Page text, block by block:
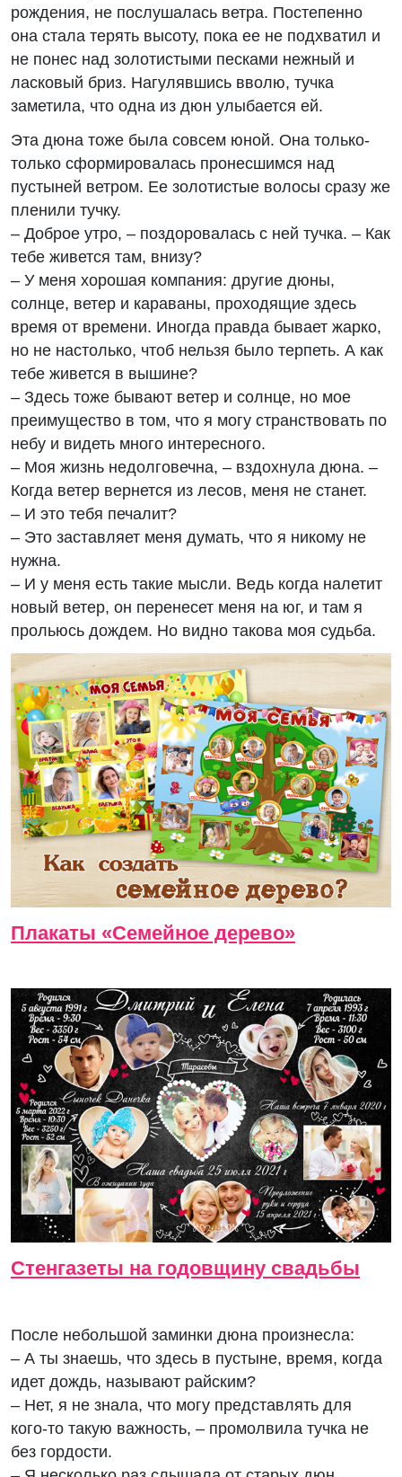
рождения, не послушалась ветра. Постепенно
она стала терять высоту, пока ее не подхватил и
не понес над золотистыми песками нежный и
ласковый бриз. Нагулявшись вволю, тучка
заметила, что одна из дюн улыбается ей.
Эта дюна тоже была совсем юной. Она только-
только сформировалась пронесшимся над
пустыней ветром. Ее золотистые волосы сразу же
пленили тучку.
– Доброе утро, – поздоровалась с ней тучка. – Как
тебе живется там, внизу?
– У меня хорошая компания: другие дюны,
солнце, ветер и караваны, проходящие здесь
время от времени. Иногда правда бывает жарко,
но не настолько, чтоб нельзя было терпеть. А как
тебе живется в вышине?
– Здесь тоже бывают ветер и солнце, но мое
преимущество в том, что я могу странствовать по
небу и видеть много интересного.
– Моя жизнь недолговечна, – вздохнула дюна. –
Когда ветер вернется из лесов, меня не станет.
– И это тебя печалит?
– Это заставляет меня думать, что я никому не
нужна.
– И у меня есть такие мысли. Ведь когда налетит
новый ветер, он перенесет меня на юг, и там я
прольюсь дождем. Но видно такова моя судьба.
Плакаты «Семейное дерево»
Стенгазеты на годовщину свадьбы
После небольшой заминки дюна произнесла:
– А ты знаешь, что здесь в пустыне, время, когда
идет дождь, называют райским?
– Нет, я не знала, что могу представлять для
кого-то такую важность, – промолвила тучка не
без гордости.